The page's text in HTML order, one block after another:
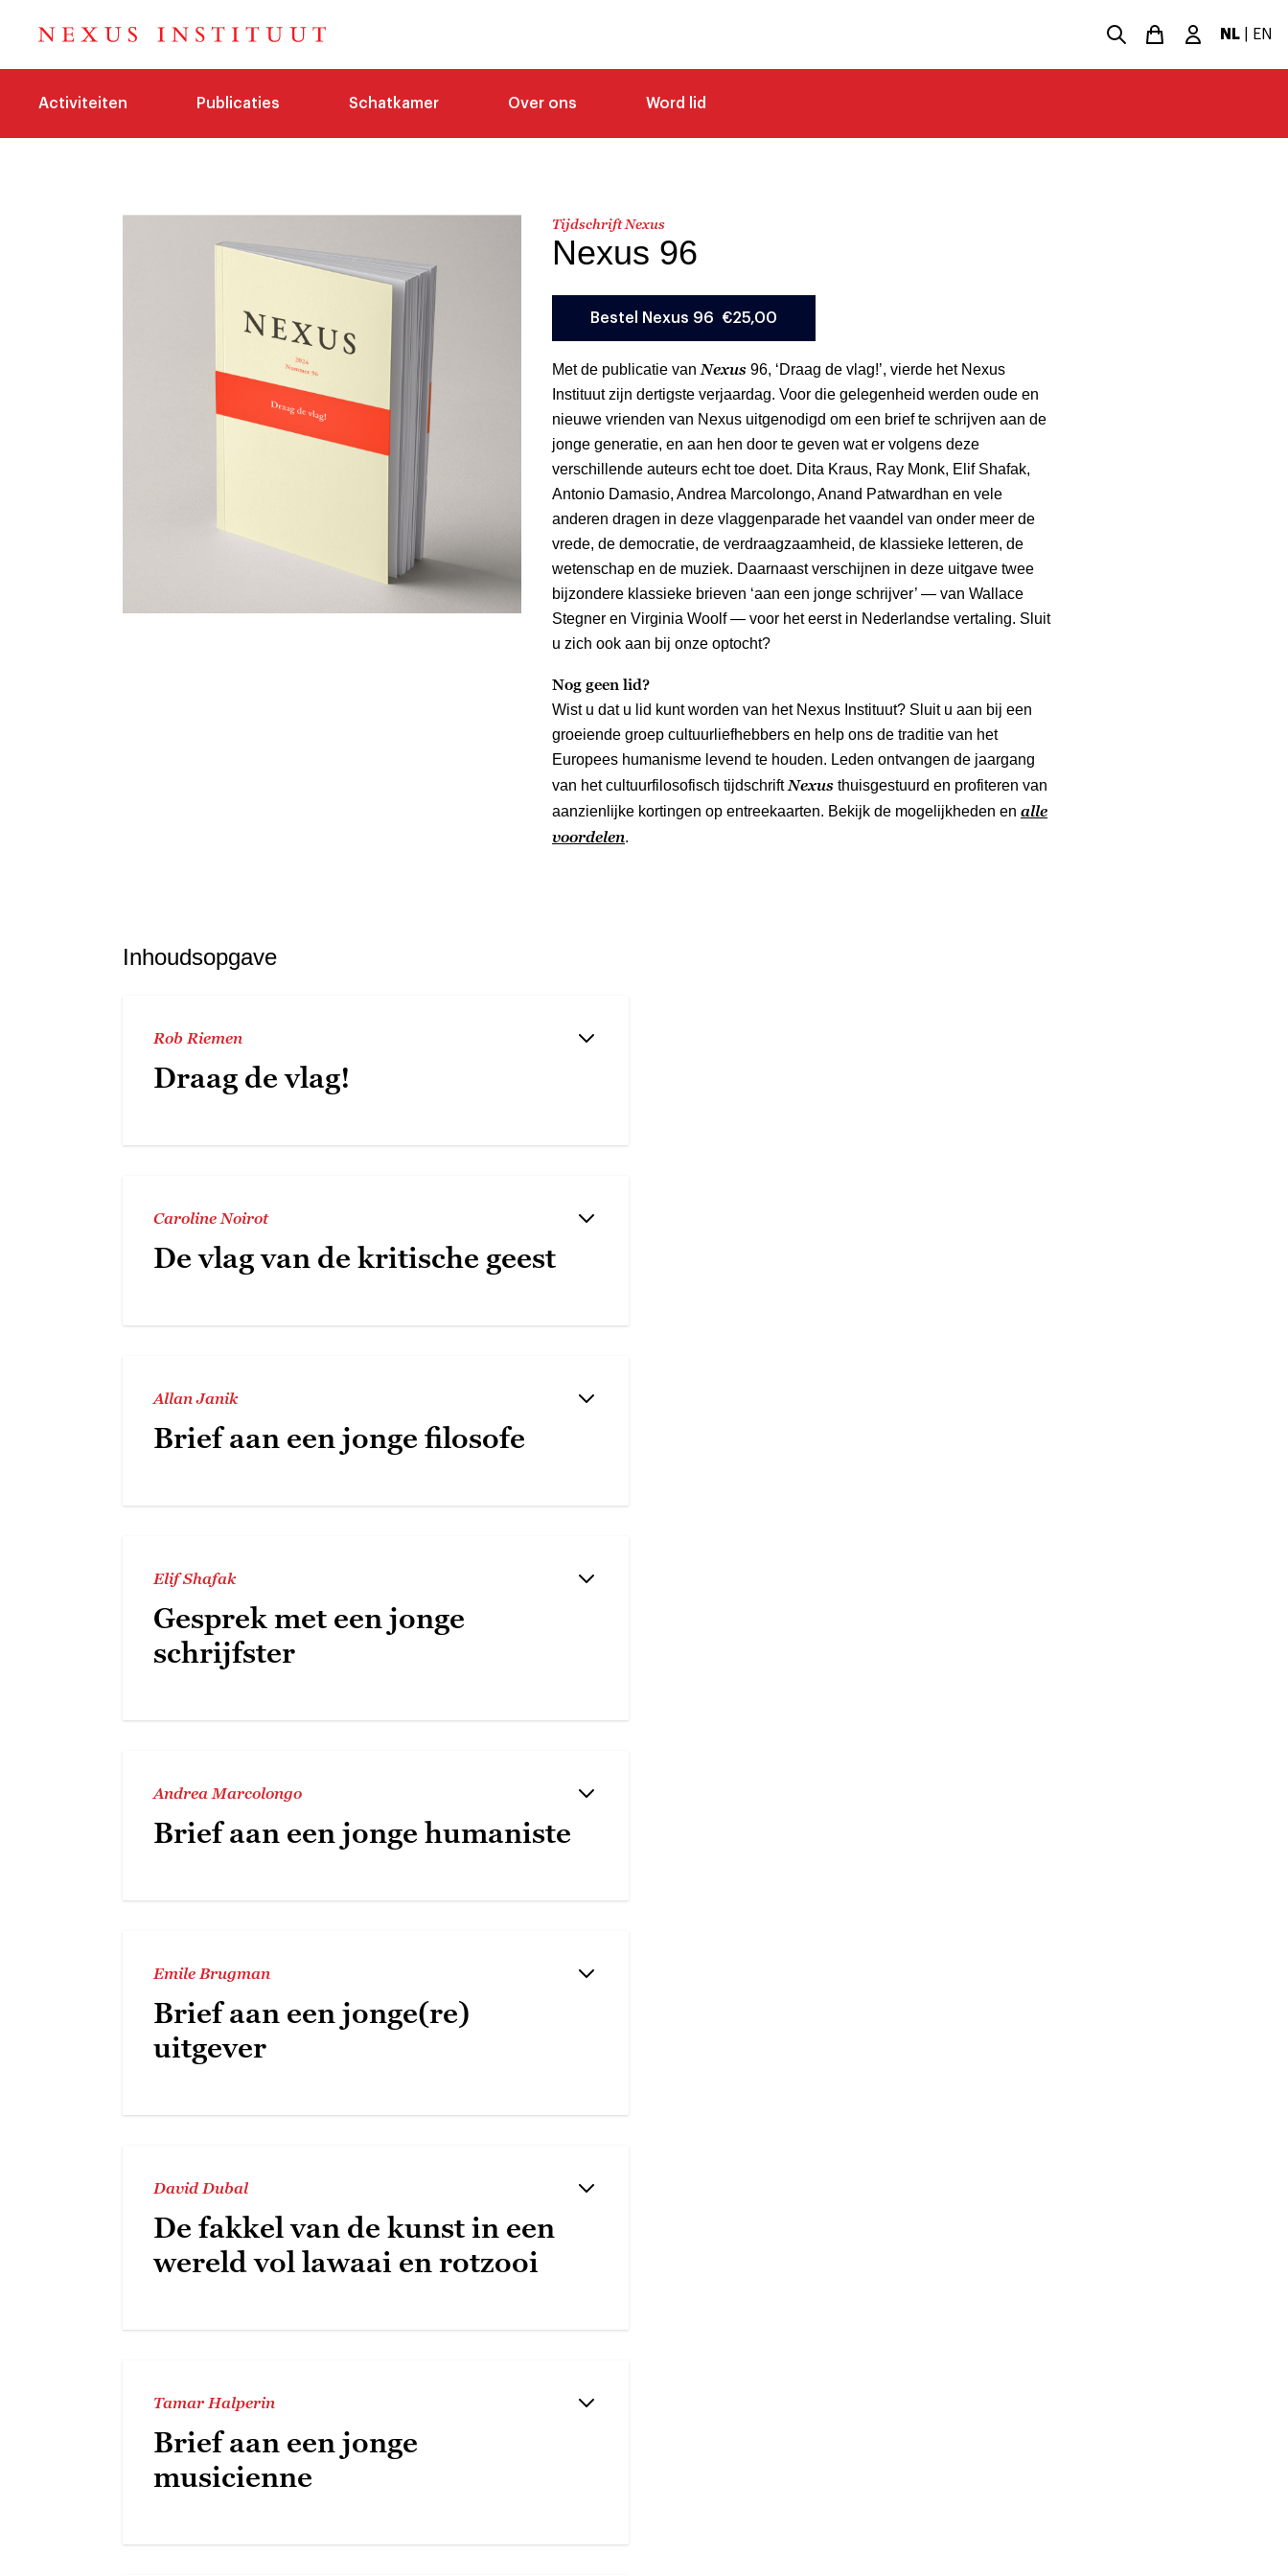
NL EN
Activiteiten Publicaties Schatkamer Over ons Word lid
Tijdschrift Nexus
Nexus 96
Met de publicatie van Nexus 96, ‘Draag de vlag!’, vierde het Nexus
Instituut zijn dertigste verjaardag. Voor die gelegenheid werden oude en
nieuwe vrienden van Nexus uitgenodigd om een brief te schrijven aan de
jonge generatie, en aan hen door te geven wat er volgens deze
verschillende auteurs echt toe doet. Dita Kraus, Ray Monk, Elif Shafak,
Antonio Damasio, Andrea Marcolongo, Anand Patwardhan en vele
anderen dragen in deze vlaggenparade het vaandel van onder meer de
vrede, de democratie, de verdraagzaamheid, de klassieke letteren, de
wetenschap en de muziek. Daarnaast verschijnen in deze uitgave twee
bijzondere klassieke brieven ‘aan een jonge schrijver’ — van Wallace
Stegner en Virginia Woolf — voor het eerst in Nederlandse vertaling. Sluit
u zich ook aan bij onze optocht?
Nog geen lid?
Wist u dat u lid kunt worden van het Nexus Instituut? Sluit u aan bij een
groeiende groep cultuurliefhebbers en help ons de traditie van het
Europees humanisme levend te houden. Leden ontvangen de jaargang
van het cultuurfilosofisch tijdschrift Nexus thuisgestuurd en profiteren van
aanzienlijke kortingen op entreekaarten. Bekijk de mogelijkheden en alle
voordelen.
Inhoudsopgave
Rob Riemen
Draag de vlag!
Caroline Noirot
De vlag van de kritische geest
Allan Janik
Brief aan een jonge filosofe
Elif Shafak
Gesprek met een jonge
schrijfster
Andrea Marcolongo
Brief aan een jonge humaniste
Emile Brugman
Brief aan een jonge(re)
uitgever
David Dubal
De fakkel van de kunst in een
wereld vol lawaai en rotzooi
Tamar Halperin
Brief aan een jonge
musicienne